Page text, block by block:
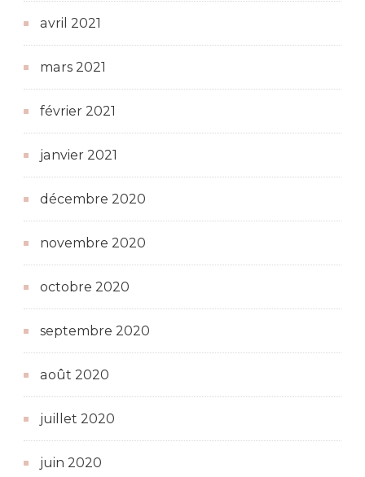
avril 2021
mars 2021
février 2021
janvier 2021
décembre 2020
novembre 2020
octobre 2020
septembre 2020
août 2020
juillet 2020
juin 2020